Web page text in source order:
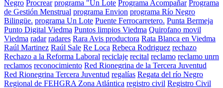
Negro Procrear programa "Un Lote Programa Acompañar Programa
de Gestión Menstrual programa Envion programa Río Negro
Bilingüe. programa Un Lote Puente Ferrocarretero. Punta Bermeja
Punto Digital Viedma Puntos limpios Viedma Quirofano movil
Viedma radar radares Rara Avis productora Rata Blanca en Viedma
Raúl Martinez Raúl Sale Re Loca Rebeca Rodriguez rechazo
Rechazo a la Reforma Laboral reciclaje recital reclamo reclamo unrn
reclamos reconocimiento Red Rionegrina de la Tercera Juventud
Red Rionegrina Tercera Juventud regalías Regata del río Negro
Regional de FEHGRA Zona Atlántica registro civil Registro Civil